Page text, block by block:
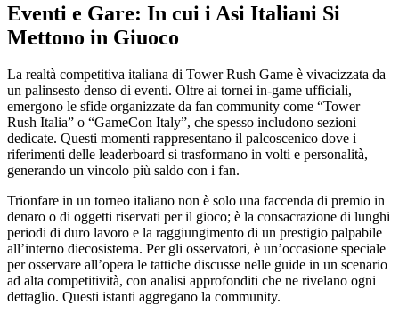
Eventi e Gare: In cui i Asi Italiani Si
Mettono in Giuoco
La realtà competitiva italiana di Tower Rush Game è vivacizzata da
un palinsesto denso di eventi. Oltre ai tornei in-game ufficiali,
emergono le sfide organizzate da fan community come “Tower
Rush Italia” o “GameCon Italy”, che spesso includono sezioni
dedicate. Questi momenti rappresentano il palcoscenico dove i
riferimenti delle leaderboard si trasformano in volti e personalità,
generando un vincolo più saldo con i fan.
Trionfare in un torneo italiano non è solo una faccenda di premio in
denaro o di oggetti riservati per il gioco; è la consacrazione di lunghi
periodi di duro lavoro e la raggiungimento di un prestigio palpabile
all’interno diecosistema. Per gli osservatori, è un’occasione speciale
per osservare all’opera le tattiche discusse nelle guide in un scenario
ad alta competitività, con analisi approfonditi che ne rivelano ogni
dettaglio. Questi istanti aggregano la community.